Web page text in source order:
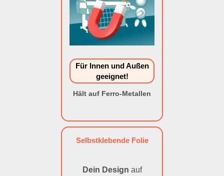
Für Innen und Außen
geeignet!
Hält auf Ferro-Metallen
Selbstklebende Folie
Dein Design auf